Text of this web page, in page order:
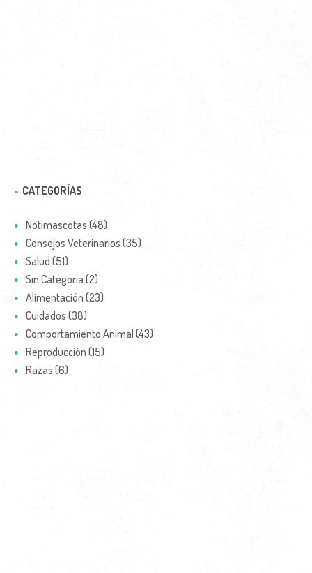
CATEGORÍAS
Notimascotas (48)
Consejos Veterinarios (35)
Salud (51)
Sin Categoria (2)
Alimentación (23)
Cuidados (38)
Comportamiento Animal (43)
Reproducción (15)
Razas (6)